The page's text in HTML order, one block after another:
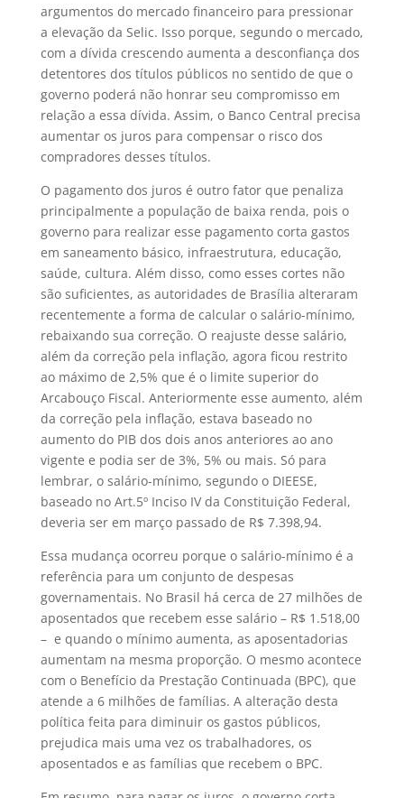
argumentos do mercado financeiro para pressionar
a elevação da Selic. Isso porque, segundo o mercado,
com a dívida crescendo aumenta a desconfiança dos
detentores dos títulos públicos no sentido de que o
governo poderá não honrar seu compromisso em
relação a essa dívida. Assim, o Banco Central precisa
aumentar os juros para compensar o risco dos
compradores desses títulos.
O pagamento dos juros é outro fator que penaliza
principalmente a população de baixa renda, pois o
governo para realizar esse pagamento corta gastos
em saneamento básico, infraestrutura, educação,
saúde, cultura. Além disso, como esses cortes não
são suficientes, as autoridades de Brasília alteraram
recentemente a forma de calcular o salário-mínimo,
rebaixando sua correção. O reajuste desse salário,
além da correção pela inflação, agora ficou restrito
ao máximo de 2,5% que é o limite superior do
Arcabouço Fiscal. Anteriormente esse aumento, além
da correção pela inflação, estava baseado no
aumento do PIB dos dois anos anteriores ao ano
vigente e podia ser de 3%, 5% ou mais. Só para
lembrar, o salário-mínimo, segundo o DIEESE,
baseado no Art.5º Inciso IV da Constituição Federal,
deveria ser em março passado de R$ 7.398,94.
Essa mudança ocorreu porque o salário-mínimo é a
referência para um conjunto de despesas
governamentais. No Brasil há cerca de 27 milhões de
aposentados que recebem esse salário – R$ 1.518,00
– e quando o mínimo aumenta, as aposentadorias
aumentam na mesma proporção. O mesmo acontece
com o Benefício da Prestação Continuada (BPC), que
atende a 6 milhões de famílias. A alteração desta
política feita para diminuir os gastos públicos,
prejudica mais uma vez os trabalhadores, os
aposentados e as famílias que recebem o BPC.